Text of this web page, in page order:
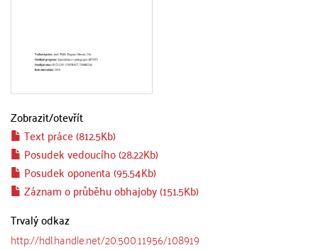
Zobrazit/otevřít
Text práce (812.5Kb)
Posudek vedoucího (28.22Kb)
Posudek oponenta (95.54Kb)
Záznam o průběhu obhajoby (151.5Kb)
Trvalý odkaz
http://hdl.handle.net/20.500.11956/108919